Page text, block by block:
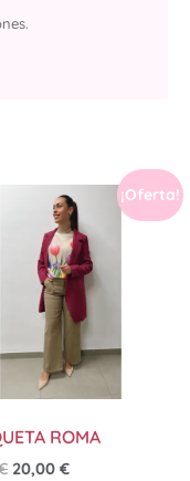
¡Oferta!
ROMA
20,00 €